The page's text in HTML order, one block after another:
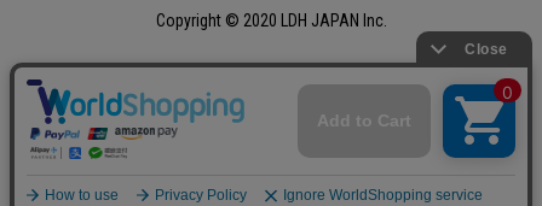
Copyright © 2020 LDH JAPAN Inc.